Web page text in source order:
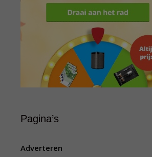
Pagina’s
Adverteren